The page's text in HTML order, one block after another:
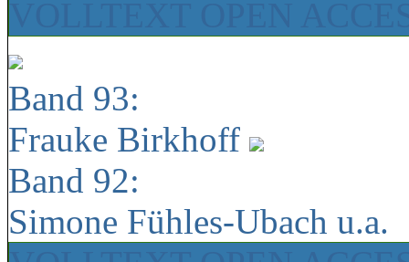
Band 93:
Frauke Birkhoff
Band 92:
Simone Fühles-Ubach u.a.